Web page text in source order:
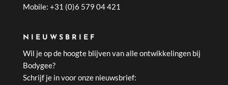
Mobile: +31 (0)6 579 04 421
NIEUWSBRIEF
Wil je op de hoogte blijven van alle ontwikkelingen bij
Bodygee?
Schrijf je in voor onze nieuwsbrief: